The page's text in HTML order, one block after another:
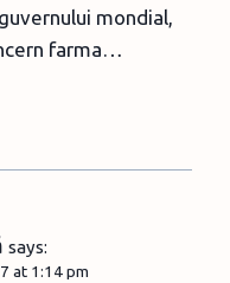
mondial,
farma…
says:
at 1:14 pm